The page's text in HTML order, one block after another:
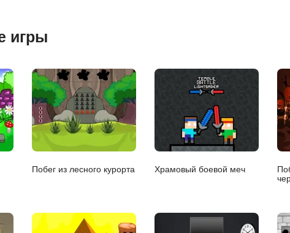
игры
Побег из лесного курорта Храмовый боевой меч